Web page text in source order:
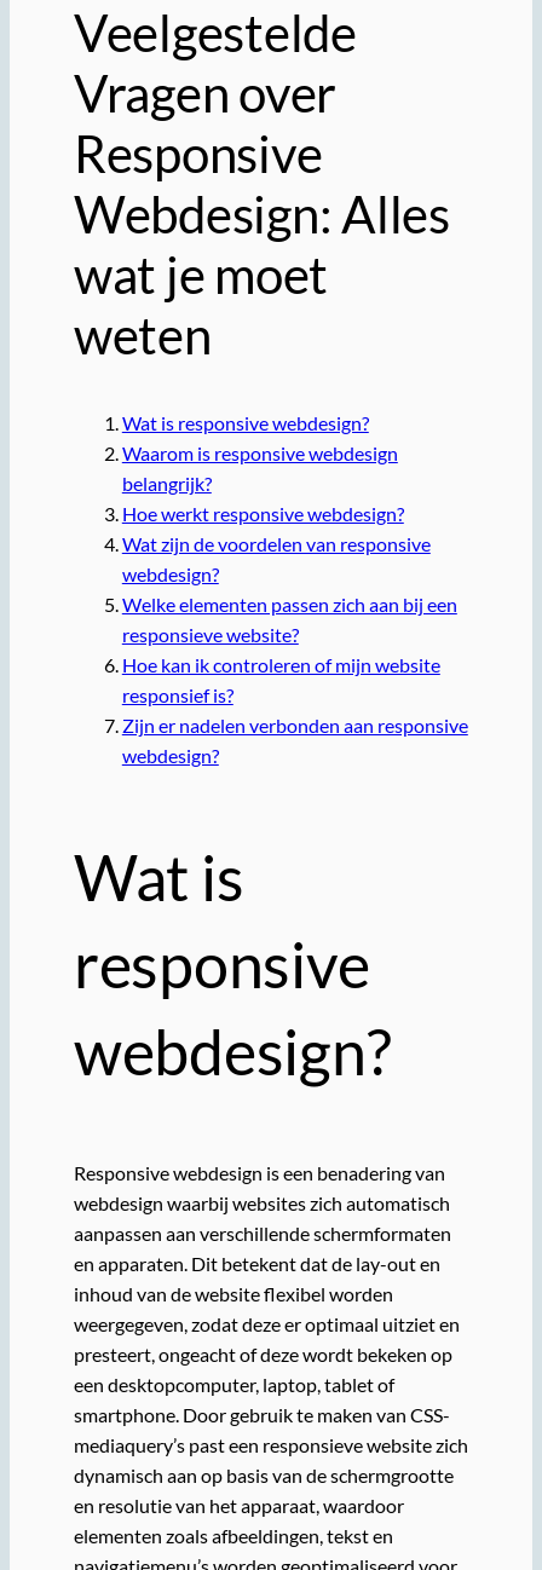
Veelgestelde
Vragen over
Responsive
Webdesign: Alles
wat je moet
weten
Wat is responsive webdesign?
Waarom is responsive webdesign
belangrijk?
Hoe werkt responsive webdesign?
Wat zijn de voordelen van responsive
webdesign?
Welke elementen passen zich aan bij een
responsieve website?
Hoe kan ik controleren of mijn website
responsief is?
Zijn er nadelen verbonden aan responsive
webdesign?
Wat is
responsive
webdesign?
Responsive webdesign is een benadering van
webdesign waarbij websites zich automatisch
aanpassen aan verschillende schermformaten
en apparaten. Dit betekent dat de lay-out en
inhoud van de website flexibel worden
weergegeven, zodat deze er optimaal uitziet en
presteert, ongeacht of deze wordt bekeken op
een desktopcomputer, laptop, tablet of
smartphone. Door gebruik te maken van CSS-
mediaquery’s past een responsieve website zich
dynamisch aan op basis van de schermgrootte
en resolutie van het apparaat, waardoor
elementen zoals afbeeldingen, tekst en
navigatiemenu’s worden geoptimaliseerd voor